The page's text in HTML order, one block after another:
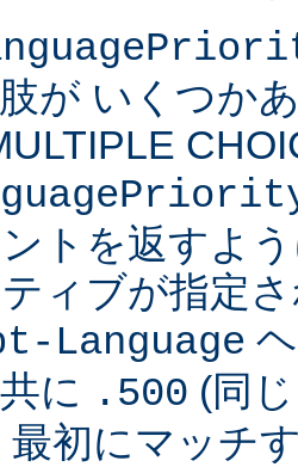
が いくつか
ントを返すよ
ィブが指定
Language
に .500 (同
最初にマッチ